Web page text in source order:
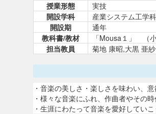
授業形態
実技
開設学科
産業システム工学
開設期
通年
教科書/教材
「Mousa１」 （
担当教員
菊地 康昭,大黒 亜
・音楽の美しさ・楽しさを味わい、
・様々な音楽にふれ、作曲者やその
・生涯にわたって音楽を愛好していこ